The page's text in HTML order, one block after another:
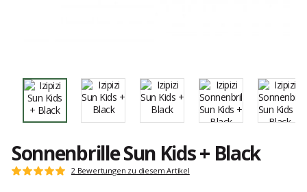
Sonnenbrille Sun Kids + Black
Kundenbewertungen
Note:
2 Bewertungen zu diesem Artikel